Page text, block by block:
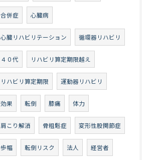
合併症 心臓病
心臓リハビリテーション 循環器リハビリ
４０代 リハビリ算定期限越え
リハビリ算定期限 運動器リハビリ
効果 転倒 膝痛 体力
肩こり解消 骨粗鬆症 変形性股関節症
歩幅 転倒リスク 法人 経営者